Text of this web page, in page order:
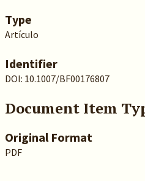
Type
Artículo
Identifier
DOI: 10.1007/BF00176807
Document Item
Original Format
PDF